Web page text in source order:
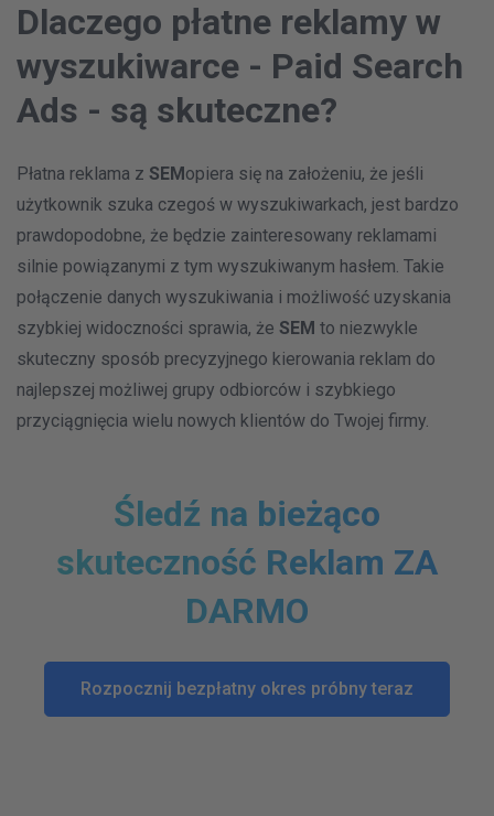
Dlaczego płatne reklamy w
wyszukiwarce - Paid Search
Ads - są skuteczne?
Płatna reklama z SEMopiera się na założeniu, że jeśli
użytkownik szuka czegoś w wyszukiwarkach, jest bardzo
prawdopodobne, że będzie zainteresowany reklamami
silnie powiązanymi z tym wyszukiwanym hasłem. Takie
połączenie danych wyszukiwania i możliwość uzyskania
szybkiej widoczności sprawia, że SEM to niezwykle
skuteczny sposób precyzyjnego kierowania reklam do
najlepszej możliwej grupy odbiorców i szybkiego
przyciągnięcia wielu nowych klientów do Twojej firmy.
Śledź na bieżąco
skuteczność Reklam ZA
DARMO
Rozpocznij bezpłatny okres próbny teraz